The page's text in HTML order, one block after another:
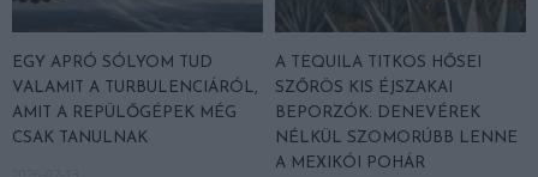
EGY APRÓ SÓLYOM TUD
VALAMIT A TURBULENCIÁRÓL,
AMIT A REPÜLŐGÉPEK MÉG
CSAK TANULNAK
A TEQUILA TITKOS HŐSEI
SZŐRÖS KIS ÉJSZAKAI
BEPORZÓK: DENEVÉREK
NÉLKÜL SZOMORÚBB LENNE
A MEXIKÓI POHÁR